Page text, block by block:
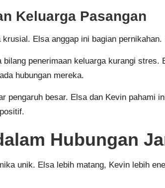
Keluarga Pasangan
krusial. Elsa anggap ini bagian
bilang penerimaan keluarga kurangi
hubungan mereka.
pengaruh besar. Elsa dan Kevin pahami
Hubungan
unik. Elsa lebih matang, Kevin lebih